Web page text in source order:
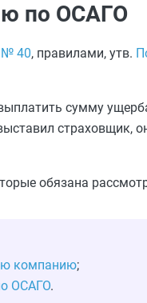
по ОСАГО
№ 40, правилами, утв.
сумму
страховщик,
обязана
компанию;
ОСАГО.